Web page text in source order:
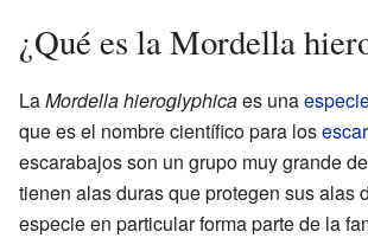
¿Qué es la Mordella
LaMordella hieroglyphicaes una
que es el nombre científico para los
escarabajos son un grupo muy grande
tienen alas duras que protegen sus alas
especie en particular forma parte de la